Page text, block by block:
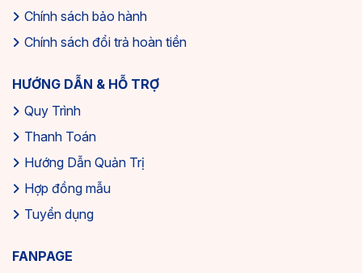
Chính sách bảo hành
Chính sách đổi trả hoàn tiền
HƯỚNG DẪN & HỖ TRỢ
Quy Trình
Thanh Toán
Hướng Dẫn Quản Trị
Hợp đồng mẫu
Tuyển dụng
FANPAGE